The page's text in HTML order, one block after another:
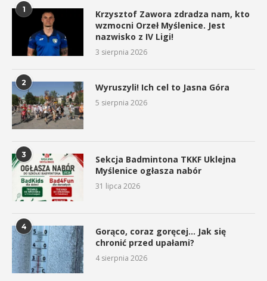
1
Krzysztof Zawora zdradza nam, kto
wzmocni Orzeł Myślenice. Jest
nazwisko z IV Ligi!
3 sierpnia 2026
2 Wyruszyli! Ich cel to Jasna Góra
5 sierpnia 2026
3
Sekcja Badmintona TKKF Uklejna
Myślenice ogłasza nabór
31 lipca 2026
4
Gorąco, coraz goręcej… Jak się
chronić przed upałami?
4 sierpnia 2026